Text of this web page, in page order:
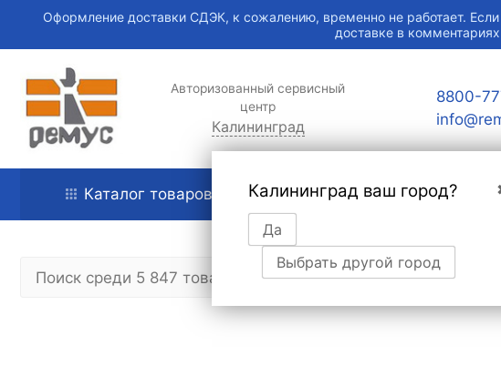
Оформление доставки СДЭК, к сожалению, временно не работает.
доставке в
Авторизованный сервисный
центр
Калининград
Калининград ваш город?
Да
Выбрать другой город
8800-
Каталог товаров Главная О